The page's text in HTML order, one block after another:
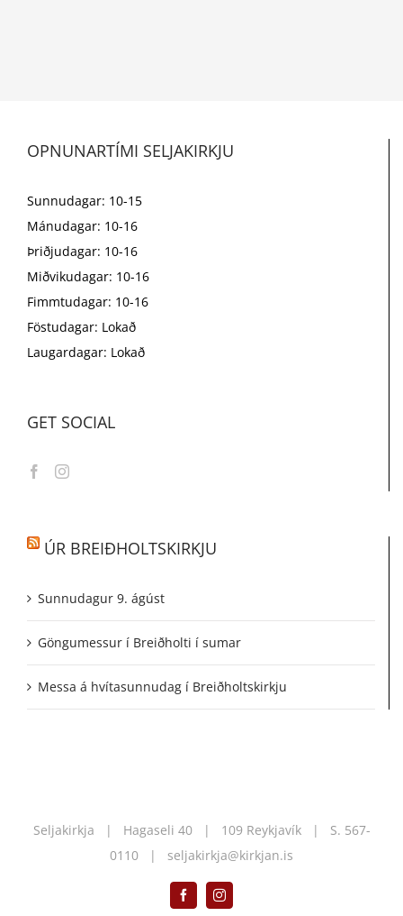
OPNUNARTÍMI SELJAKIRKJU
Sunnudagar: 10-15
Mánudagar: 10-16
Þriðjudagar: 10-16
Miðvikudagar: 10-16
Fimmtudagar: 10-16
Föstudagar: Lokað
Laugardagar: Lokað
GET SOCIAL
ÚR BREIÐHOLTSKIRKJU
Sunnudagur 9. ágúst
Göngumessur í Breiðholti í sumar
Messa á hvítasunnudag í Breiðholtskirkju
Seljakirkja | Hagaseli 40 | 109 Reykjavík | S. 567-
0110 | seljakirkja@kirkjan.is
FacebookInstagram